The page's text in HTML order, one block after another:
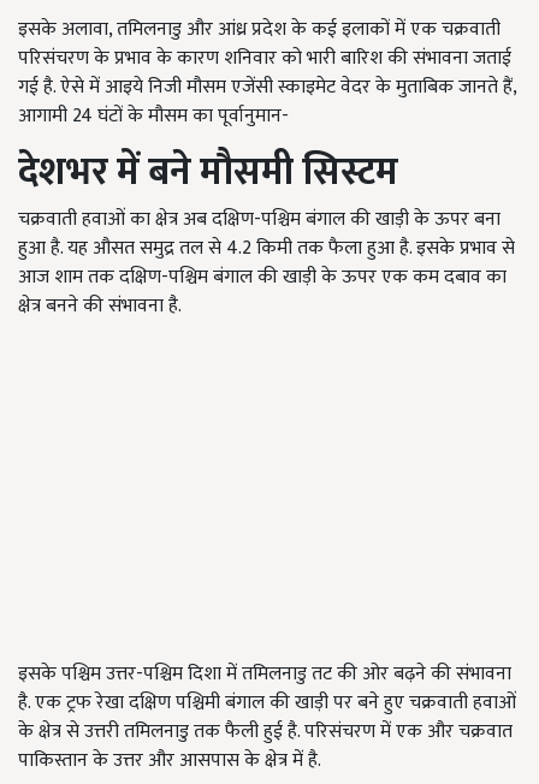
इसके अलावा, तमिलनाडु और आंध्र प्रदेश के कई इलाकों में एक चक्रवाती
परिसंचरण के प्रभाव के कारण शनिवार को भारी बारिश की संभावना जताई
गई है. ऐसे में आइये निजी मौसम एजेंसी स्काइमेट वेदर के मुताबिक जानते हैं,
आगामी 24 घंटों के मौसम का पूर्वानुमान-
देशभर में बने मौसमी सिस्टम
चक्रवाती हवाओं का क्षेत्र अब दक्षिण-पश्चिम बंगाल की खाड़ी के ऊपर बना
हुआ है. यह औसत समुद्र तल से 4.2 किमी तक फैला हुआ है. इसके प्रभाव से
आज शाम तक दक्षिण-पश्चिम बंगाल की खाड़ी के ऊपर एक कम दबाव का
क्षेत्र बनने की संभावना है.
इसके पश्चिम उत्तर-पश्चिम दिशा में तमिलनाडु तट की ओर बढ़ने की संभावना
है. एक ट्रफ रेखा दक्षिण पश्चिमी बंगाल की खाड़ी पर बने हुए चक्रवाती हवाओं
के क्षेत्र से उत्तरी तमिलनाडु तक फैली हुई है. परिसंचरण में एक और चक्रवात
पाकिस्तान के उत्तर और आसपास के क्षेत्र में है.